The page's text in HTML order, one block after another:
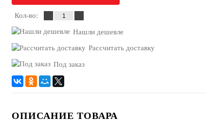
Кол-во:
Нашли дешевле
Рассчитать доставку
Под заказ
ОПИСАНИЕ ТОВАРА